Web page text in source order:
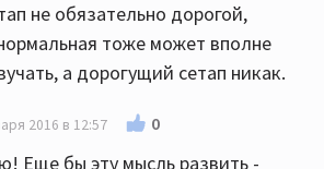
не обязательно дорогой,
тоже может вполне
а дорогущий сетап никак.
2016 в 12:57 0
Еще бы эту мысль развить -